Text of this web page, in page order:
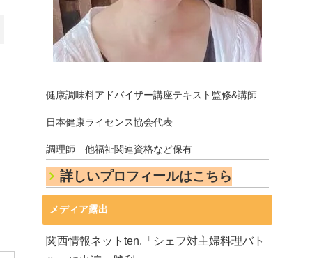
健康調味料アドバイザー講座テキスト監修&講師
日本健康ライセンス協会代表
調理師 他福祉関連資格など保有
詳しいプロフィールはこちら
メディア露出
関西情報ネットten.「シェフ対主婦料理バト